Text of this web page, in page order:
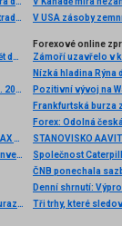
Jak obchodují profíci: Fibonacci trading - systém úspěšných traderů
V USA zásoby
Zlato vyráží k novým maximům: Tři důvody, proč žlutý kov opět dominuje
Krypto šeptanda: Co přinesl poslední týden v kryptosvětě (7. 8. 2026)
Analýza DAX, Nasdaq, EUR/USD: Zlepšený sentiment poslal DAX na nová maxima
Praktické okénko: Bitcoin aktuálně jako spekulativní, nikoli investiční aktivum
Akciová analýza: Výsledky McDonald’s nepotěšily, ale ani neurazily. Jakou vizi společnost prezentovala?
Forexové online
Nízká hladina
Pozitivní vývoj na
Frankfurtská burza
Denní shrnutí:
Tři trhy, které